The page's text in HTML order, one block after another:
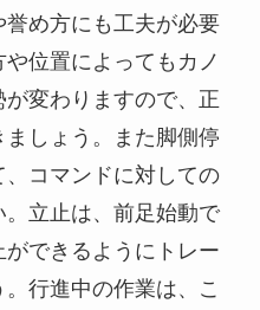
誉め方にも工夫が必要
位置によってもカノ
変わりますので、正
しょう。また脚側停
コマンドに対しての
立止は、前足始動で
できるようにトレー
行進中の作業は、こ